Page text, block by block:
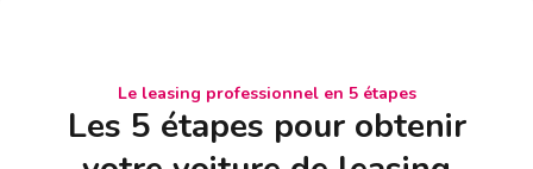
Le leasing professionnel en 5 étapes
Les 5 étapes pour obtenir